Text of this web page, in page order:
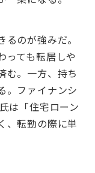
のが強みだ。
っても転居しや
む。⼀⽅、持ち
。ファイナンシ
は「住宅ローン
、転勤の際に単